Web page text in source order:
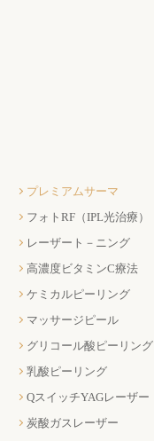
プレミアムサーマ
フォトRF（IPL光治療）
レーザート－ニング
高濃度ビタミンC療法
ケミカルピーリング
マッサージピール
グリコール酸ピーリング
乳酸ピーリング
QスイッチYAGレーザー
炭酸ガスレーザー